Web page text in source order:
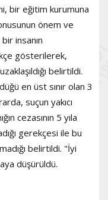
bir eğitim kurumuna
önem ve
insanın
gösterilerek,
belirtildi.
en üst sınır olan 3
suçun yakıcı
cezasının 5 yıla
gerekçesi ile bu
belirtildi. "İyi
düşürüldü.